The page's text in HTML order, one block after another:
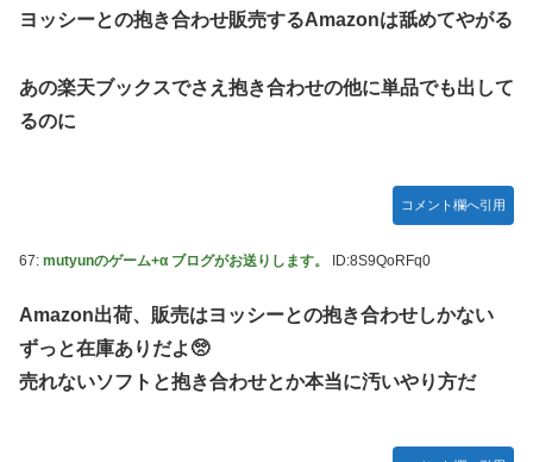
ヨッシーとの抱き合わせ販売するAmazonは舐めてやがる
あの楽天ブックスでさえ抱き合わせの他に単品でも出して
るのに
コメント欄へ引用
67: mutyunのゲーム+α ブログがお送りします。 ID:8S9QoRFq0
Amazon出荷、販売はヨッシーとの抱き合わせしかない
ずっと在庫ありだよ🥺
売れないソフトと抱き合わせとか本当に汚いやり方だ